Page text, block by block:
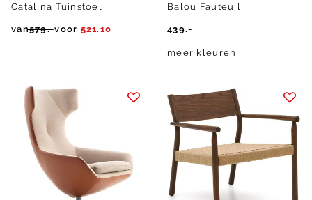
Catalina Tuinstoel
van579.-voor 521.10
Balou Fauteuil
439.-
meer kleuren